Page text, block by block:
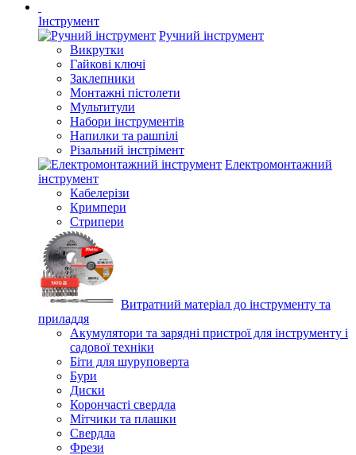
Інструмент
Ручний інструмент
Викрутки
Гайкові ключі
Заклепники
Монтажні пістолети
Мультитули
Набори інструментів
Напилки та рашпілі
Різальний інстрімент
Електромонтажний
інструмент
Кабелерізи
Кримпери
Стрипери
Витратний матеріал до інструменту та
приладдя
Акумулятори та зарядні пристрої для інструменту і
садової техніки
Біти для шуруповерта
Бури
Диски
Корончасті свердла
Мітчики та плашки
Свердла
Фрези